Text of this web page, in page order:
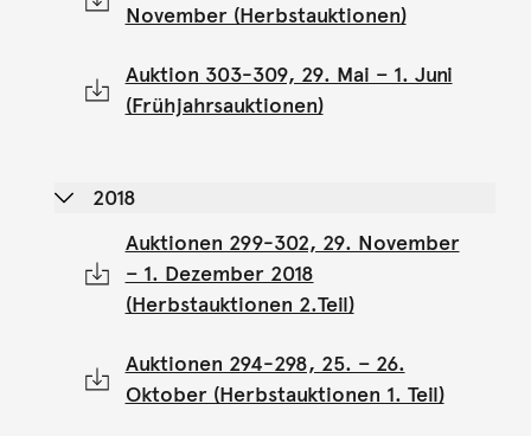
November (Herbstauktionen)
Auktion 303-309, 29. Mai – 1. Juni
(Frühjahrsauktionen)
2018
Auktionen 299-302, 29. November
– 1. Dezember 2018
(Herbstauktionen 2.Teil)
Auktionen 294-298, 25. – 26.
Oktober (Herbstauktionen 1. Teil)